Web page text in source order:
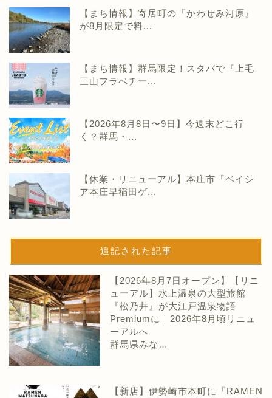
【まち情報】寄居町の『かわせみ河原』
が8月限定で料...
【まち情報】群馬限定！スタバで『上毛
三山フラペチー...
【2026年8月8日〜9日】今週末どこ行
く？群馬・...
【休業・リニューアル】本庄市『ベイシ
ア本庄早稲田ゲ...
追記された記事
【2026年8月7日オープン】【リニ
ューアル】水上温泉の大型旅館
『松乃井』が大江戸温泉物語
Premiumに｜2026年8月頃リニュ
ーアルへ
群馬県みな…
【新店】伊勢崎市本町に『RAMEN